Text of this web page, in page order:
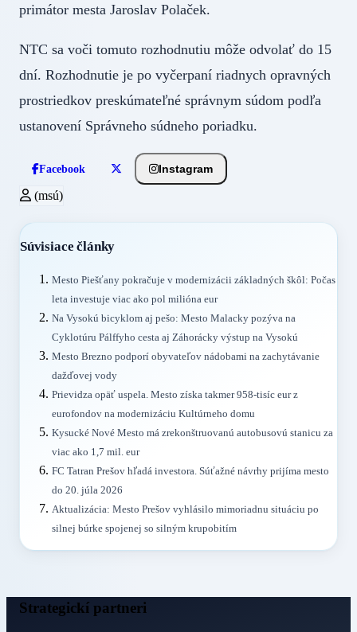
primátor mesta Jaroslav Polaček.
NTC sa voči tomuto rozhodnutiu môže odvolať do 15
dní. Rozhodnutie je po vyčerpaní riadnych opravných
prostriedkov preskúmateľné správnym súdom podľa
ustanovení Správneho súdneho poriadku.
Facebook Instagram
(msú)
Súvisiace články
Mesto Piešťany pokračuje v modernizácii základných škôl: Počas
leta investuje viac ako pol milióna eur
Na Vysokú bicyklom aj pešo: Mesto Malacky pozýva na
Cyklotúru Pálffyho cesta aj Záhorácky výstup na Vysokú
Mesto Brezno podporí obyvateľov nádobami na zachytávanie
dažďovej vody
Prievidza opäť uspela. Mesto získa takmer 958-tisíc eur z
eurofondov na modernizáciu Kultúrneho domu
Kysucké Nové Mesto má zrekonštruovanú autobusovú stanicu za
viac ako 1,7 mil. eur
FC Tatran Prešov hľadá investora. Súťažné návrhy prijíma mesto
do 20. júla 2026
Aktualizácia: Mesto Prešov vyhlásilo mimoriadnu situáciu po
silnej búrke spojenej so silným krupobitím
Strategickí partneri